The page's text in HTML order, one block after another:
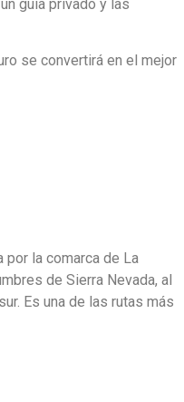
guía privado y las
se convertirá en el mejor
por la comarca de La
de Sierra Nevada, al
Es una de las rutas más